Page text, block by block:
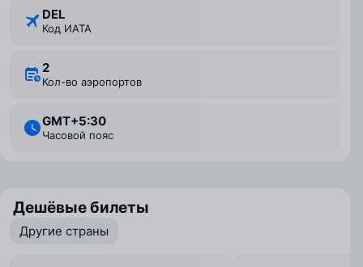
DEL
Код ИАТА
2
Кол-во аэропортов
GMT+5:30
Часовой пояс
Дешёвые билеты
Другие страны